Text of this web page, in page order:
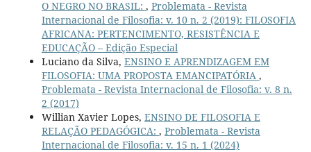
O NEGRO NO BRASIL: , Problemata - Revista
Internacional de Filosofia: v. 10 n. 2 (2019): FILOSOFIA
AFRICANA: PERTENCIMENTO, RESISTÊNCIA E
EDUCAÇÃO – Edição Especial
Luciano da Silva, ENSINO E APRENDIZAGEM EM
FILOSOFIA: UMA PROPOSTA EMANCIPATÓRIA ,
Problemata - Revista Internacional de Filosofia: v. 8 n.
2 (2017)
Willian Xavier Lopes, ENSINO DE FILOSOFIA E
RELAÇÃO PEDAGÓGICA: , Problemata - Revista
Internacional de Filosofia: v. 15 n. 1 (2024)